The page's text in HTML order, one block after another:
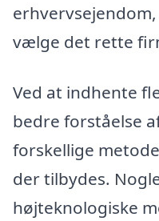
vælge det rette
Ved at indhente
bedre forståelse
forskellige
der tilbydes.
højteknologiske